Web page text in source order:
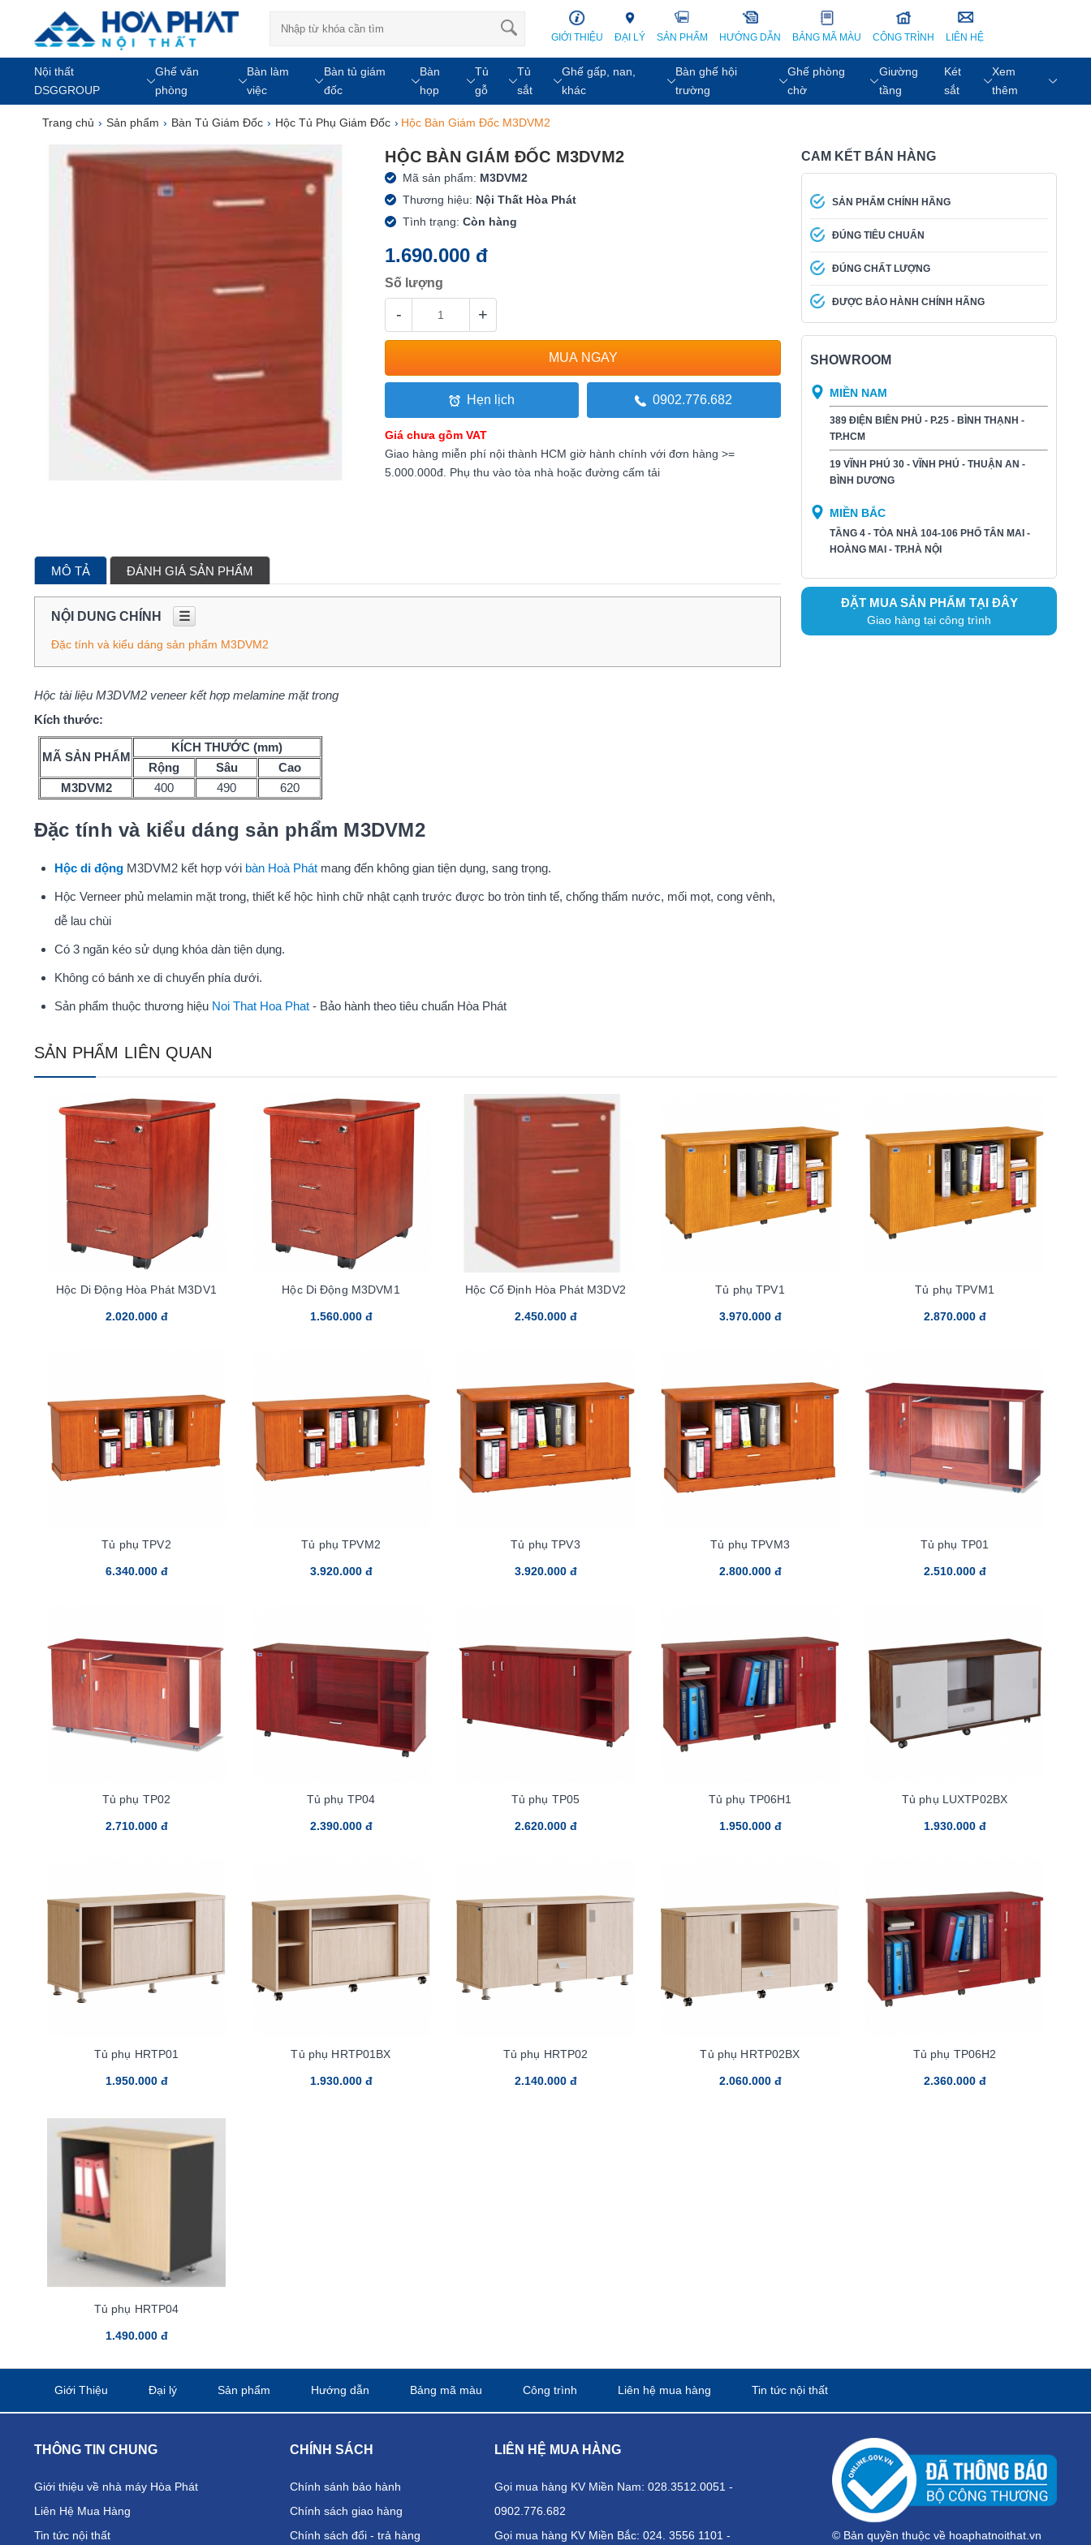
GIỚI THIỆU ĐẠI LÝ SẢN PHẨM HƯỚNG DẪN BẢNG MÃ MÀU CÔNG TRÌNH LIÊN HỆ
Nội thất
DSGGROUP
Ghế văn
phòng
Bàn làm
việc
Bàn tủ giám
đốc
Bàn
họp
Tủ
gỗ
Tủ
sắt
Ghế gấp, nan,
khác
Bàn ghế hội
trường
Ghế phòng
chờ
Giường
tầng
Két
sắt
Xem
thêm
Trang chủ › Sản phẩm › Bàn Tủ Giám Đốc › Hộc Tủ Phụ Giám Đốc › Hộc Bàn Giám Đốc M3DVM2
HỘC BÀN GIÁM ĐỐC M3DVM2
Mã sản phẩm: M3DVM2
Thương hiệu: Nội Thất Hòa Phát
Tình trạng:Còn hàng
1.690.000 đ
Số lượng
- +
Hẹn lịch 0902.776.682
Giá chưa gồm VAT
Giao hàng miễn phí nội thành HCM giờ hành chính với đơn hàng >=
5.000.000đ. Phụ thu vào tòa nhà hoặc đường cấm tải
MÔ TẢ ĐÁNH GIÁ SẢN PHẨM
NỘI DUNG CHÍNH ☰
Đặc tính và kiểu dáng sản phẩm M3DVM2
Hộc tài liệu M3DVM2 veneer kết hợp melamine mặt trong
Kích thước:
MÃ SẢN PHẨM
KÍCH THƯỚC (mm)
Rộng
Sâu
Cao
M3DVM2
400 490 620
Đặc tính và kiểu dáng sản phẩm M3DVM2
Hộc di động M3DVM2 kết hợp với bàn Hoà Phát mang đến không gian tiện dụng, sang trọng.
Hộc Verneer phủ melamin mặt trong, thiết kế hộc hình chữ nhật cạnh trước được bo tròn tinh tế, chống thấm nước, mối mọt, cong vênh,
dễ lau chùi
Có 3 ngăn kéo sử dụng khóa dàn tiện dụng.
Không có bánh xe di chuyển phía dưới.
Sản phẩm thuộc thương hiệu Noi That Hoa Phat - Bảo hành theo tiêu chuẩn Hòa Phát
CAM KẾT BÁN HÀNG
SẢN PHẨM CHÍNH HÃNG
ĐÚNG TIÊU CHUẨN
ĐÚNG CHẤT LƯỢNG
ĐƯỢC BẢO HÀNH CHÍNH HÃNG
SHOWROOM
MIỀN NAM
389 ĐIỆN BIÊN PHỦ - P.25 - BÌNH THẠNH -
TP.HCM
19 VĨNH PHÚ 30 - VĨNH PHÚ - THUẬN AN -
BÌNH DƯƠNG​
MIỀN BẮC
TẦNG 4 - TÒA NHÀ 104-106 PHỐ TÂN MAI -
HOÀNG MAI - TP.HÀ NỘI
ĐẶT MUA SẢN PHẨM TẠI ĐÂY
Giao hàng tại công trình
SẢN PHẨM LIÊN QUAN
Hộc Di Động Hòa Phát M3DV1
2.020.000 đ
Hộc Di Động M3DVM1
1.560.000 đ
Hộc Cố Định Hòa Phát M3DV2
2.450.000 đ
Tủ phụ TPV1
3.970.000 đ
Tủ phụ TPVM1
2.870.000 đ
Tủ phụ TPV2
6.340.000 đ
Tủ phụ TPVM2
3.920.000 đ
Tủ phụ TPV3
3.920.000 đ
Tủ phụ TPVM3
2.800.000 đ
Tủ phụ TP01
2.510.000 đ
Tủ phụ TP02
2.710.000 đ
Tủ phụ TP04
2.390.000 đ
Tủ phụ TP05
2.620.000 đ
Tủ phụ TP06H1
1.950.000 đ
Tủ phụ LUXTP02BX
1.930.000 đ
Tủ phụ HRTP01
1.950.000 đ
Tủ phụ HRTP01BX
1.930.000 đ
Tủ phụ HRTP02
2.140.000 đ
Tủ phụ HRTP02BX
2.060.000 đ
Tủ phụ TP06H2
2.360.000 đ
Tủ phụ HRTP04
1.490.000 đ
Giới Thiệu Đại lý Sản phẩm Hướng dẫn Bảng mã màu Công trình Liên hệ mua hàng Tin tức nội thất
THÔNG TIN CHUNG
Giới thiệu về nhà máy Hòa Phát
Liên Hệ Mua Hàng
Tin tức nội thất
CHÍNH SÁCH
Chính sánh bảo hành
Chính sách giao hàng
Chính sách đổi - trả hàng
LIÊN HỆ MUA HÀNG
Gọi mua hàng KV Miền Nam: 028.3512.0051 -
0902.776.682
Gọi mua hàng KV Miền Bắc: 024. 3556 1101 -
© Bản quyền thuộc về hoaphatnoithat.vn